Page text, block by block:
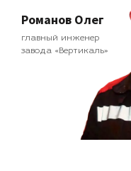
Романов Олег
главный инженер
завода «Вертикаль»